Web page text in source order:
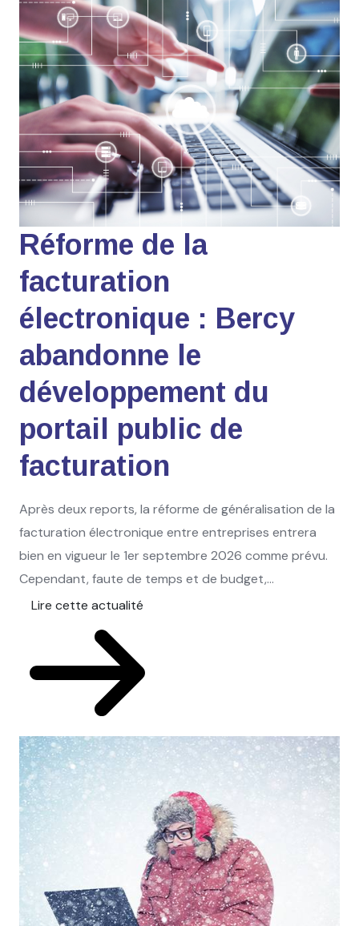
Réforme de la
facturation
électronique : Bercy
abandonne le
développement du
portail public de
facturation
Après deux reports, la réforme de généralisation de la
facturation électronique entre entreprises entrera
bien en vigueur le 1er septembre 2026 comme prévu.
Cependant, faute de temps et de budget,...
Lire cette actualité